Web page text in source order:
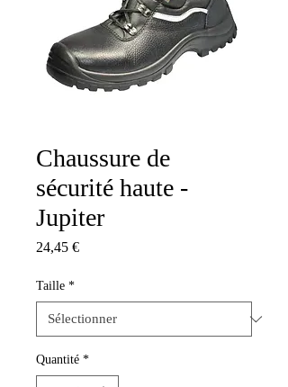
Chaussure de
sécurité haute -
Jupiter
24,45 €Prix
Taille *
Quantité *